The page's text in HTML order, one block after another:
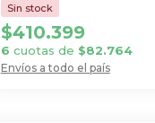
Envíos a todo el país
$410.399
6 cuotas de $82.764